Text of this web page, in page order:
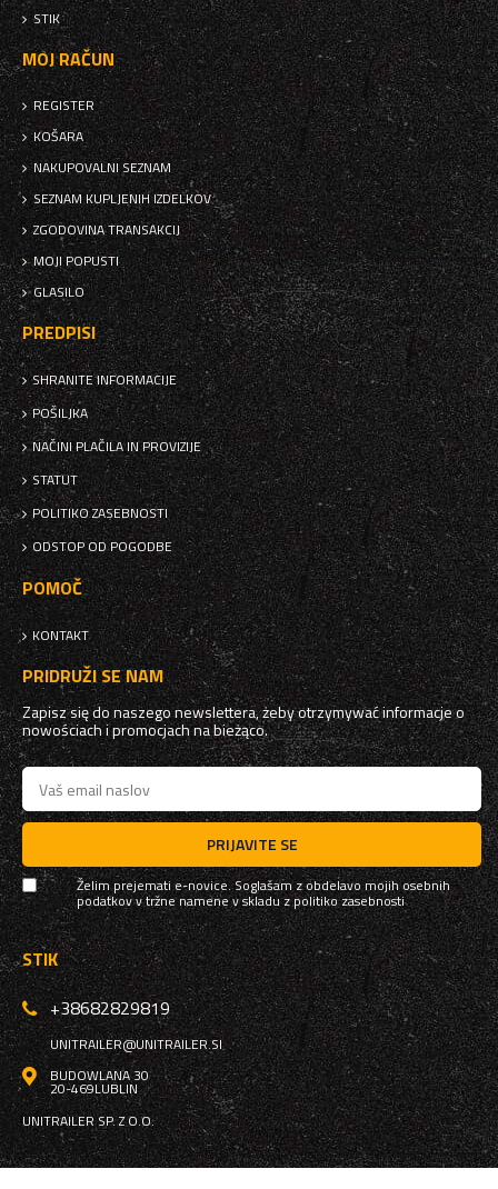
STIK
MOJ RAČUN
REGISTER
KOŠARA
NAKUPOVALNI SEZNAM
SEZNAM KUPLJENIH IZDELKOV
ZGODOVINA TRANSAKCIJ
MOJI POPUSTI
GLASILO
PREDPISI
SHRANITE INFORMACIJE
POŠILJKA
NAČINI PLAČILA IN PROVIZIJE
STATUT
POLITIKO ZASEBNOSTI
ODSTOP OD POGODBE
POMOČ
KONTAKT
PRIDRUŽI SE NAM
Zapisz się do naszego newslettera, żeby otrzymywać informacje o
nowościach i promocjach na bieżąco.
PRIJAVITE SE
Želim prejemati e-novice. Soglašam z obdelavo mojih osebnih
podatkov v tržne namene v skladu zpolitiko zasebnosti
STIK
+38682829819
UNITRAILER@UNITRAILER.SI
BUDOWLANA 30
20-469LUBLIN
UNITRAILER SP. Z O.O.